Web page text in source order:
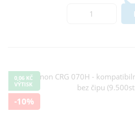
0,06 KČ
VÝTISK
-10%